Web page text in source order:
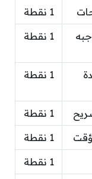
1 نقطة
1 نقطة
1 نقطة
1 نقطة
1 نقطة
1 نقطة